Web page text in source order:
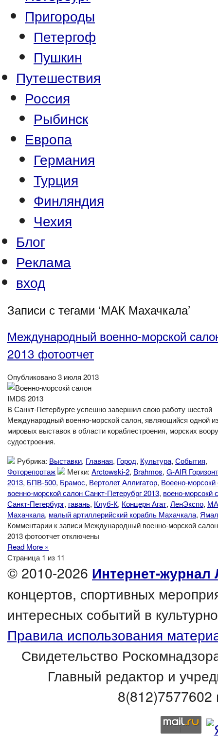
Пригороды
Петергоф
Пушкин
Путешествия
Россия
Рыбинск
Европа
Германия
Турция
Финляндия
Чехия
Блог
Реклама
вход
Записи с тегами ‘МАК Махачкала’
Международный военно-морской
2013 фотоотчет
Опубликовано 3 июля 2013
В Санкт-Петербурге успешно завершил свою работу шестой
Международный военно-морской салон, являющийся одной
мировых выставок в области кораблестроения, морских
судостроения.
Рубрика: Выставки, Главная, Город, Культура, События,
Фоторепортаж
Метки: Arctowski-2, Brahmos, G-AIR Горизонт
2013, БПВ-500, Брамос, Вертолет Аллигатор, Воеено-морсокй
военно-морской салон Санкт-Петерубрг 2013, воено-морсокй
Санкт-Петербург, гавань, Клуб-К, Концерн Агат, ЛенЭкспо,
Махачкала, малый артиллерийский корабль Махачкала,
Комментарии к записи Международный военно-морской
2013 фотоотчетотключены
Read More »
Страница 1 из 11
© 2010-2026 Интернет-журнал
концертов, спортивных
интересных событий в
Правила использования
Свидетельство
Главный редактор и
8(812)7577602